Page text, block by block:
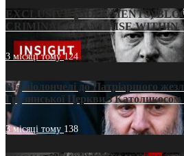
EXCLUSIVE (DOCUMENTS)/
CRIMINAL FRANCHISE WITHIN
3 місяці тому124
Від віолончелі до Патріаршого
Грузинської Церкви з
3 місяці тому 138